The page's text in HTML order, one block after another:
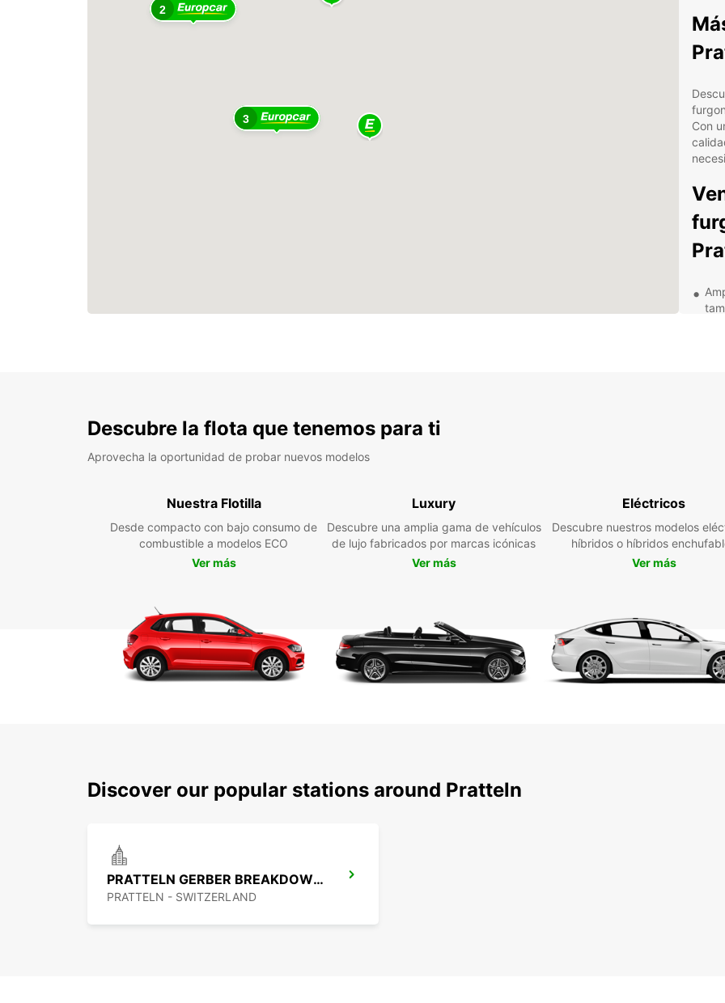
3
2
Con
Ya
por
Descubre la flota que tenemos para ti
Aprovecha la oportunidad de probar nuevos modelos
Nuestra Flotilla
Desde compacto con bajo consumo de
combustible a modelos ECO
Ver más
Luxury
Descubre una amplia gama de vehículos
de lujo fabricados por marcas icónicas
Ver más
Eléctricos
Descubre nuestros modelos
híbridos o híbridos
Ver más
Discover our popular stations around Pratteln
PRATTELN GERBER BREAKDOWN SERVICE
PRATTELN - SWITZERLAND